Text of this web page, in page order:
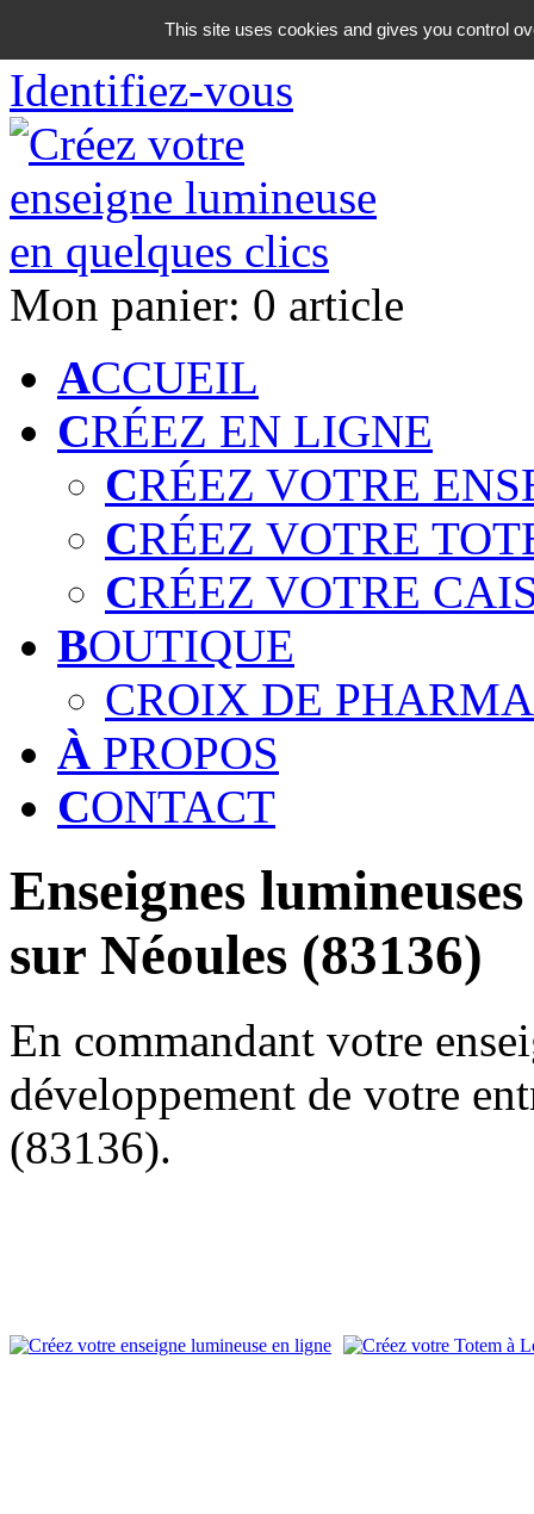
06 18 42 08 59
Identifiez-vous
Mon panier: 0 article
ACCUEIL
CRÉEZ EN LIGNE
CRÉEZ VOTRE
CRÉEZ VOTRE
CRÉEZ VOTRE
BOUTIQUE
CROIX DE
À PROPOS
CONTACT
Enseignes
sur Néoules (83136)
En commandant votre
développement de votre
(83136).
This site uses cookies and gives you control